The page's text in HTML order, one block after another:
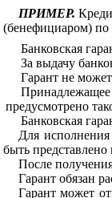
ПРИМЕР.
(бенефициаром) по
Банковская
За выдачу
Гарант не
Принадлежащее
предусмотрено
Банковская
Для
быть
После
Гарант обязан
Гарант может